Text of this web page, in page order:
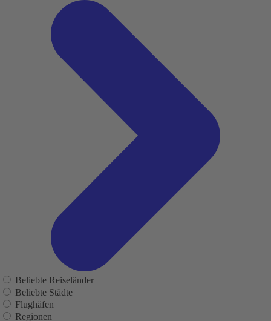
Beliebte Reiseländer
Beliebte Städte
Flughäfen
Regionen